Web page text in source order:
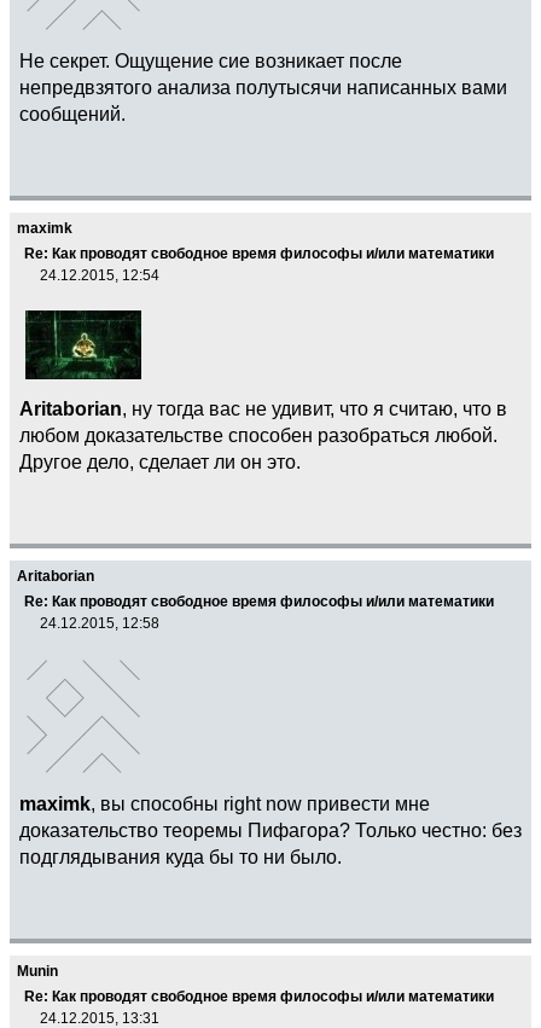
Не секрет. Ощущение сие возникает после
непредвзятого анализа полутысячи написанных вами
сообщений.
maximk
Re: Как проводят свободное время философы и/или математики
24.12.2015, 12:54
Aritaborian, ну тогда вас не удивит, что я считаю, что в
любом доказательстве способен разобраться любой.
Другое дело, сделает ли он это.
Aritaborian
Re: Как проводят свободное время философы и/или математики
24.12.2015, 12:58
maximk, вы способны right now привести мне
доказательство теоремы Пифагора? Только честно: без
подглядывания куда бы то ни было.
Munin
Re: Как проводят свободное время философы и/или математики
24.12.2015, 13:31